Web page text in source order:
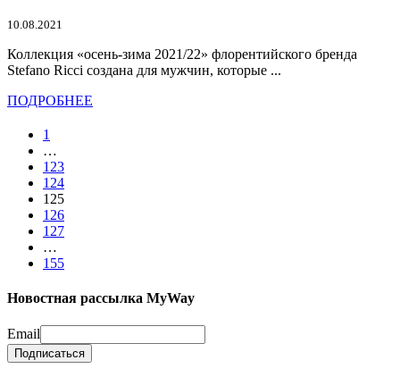
10.08.2021
Коллекция «осень-зима 2021/22» флорентийского бренда
Stefano Ricci создана для мужчин, которые ...
ПОДРОБНЕЕ
1
…
123
124
125
126
127
…
155
Новостная рассылка MyWay
Email